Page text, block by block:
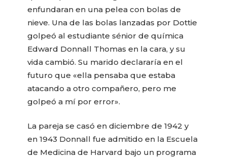
enfundaran en una pelea con bolas de
nieve. Una de las bolas lanzadas por Dottie
golpeó al estudiante sénior de química
Edward Donnall Thomas en la cara, y su
vida cambió. Su marido declararía en el
futuro que «ella pensaba que estaba
atacando a otro compañero, pero me
golpeó a mí por error».
La pareja se casó en diciembre de 1942 y
en 1943 Donnall fue admitido en la Escuela
de Medicina de Harvard bajo un programa